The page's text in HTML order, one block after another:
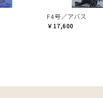
F4号／アバス
￥17,600